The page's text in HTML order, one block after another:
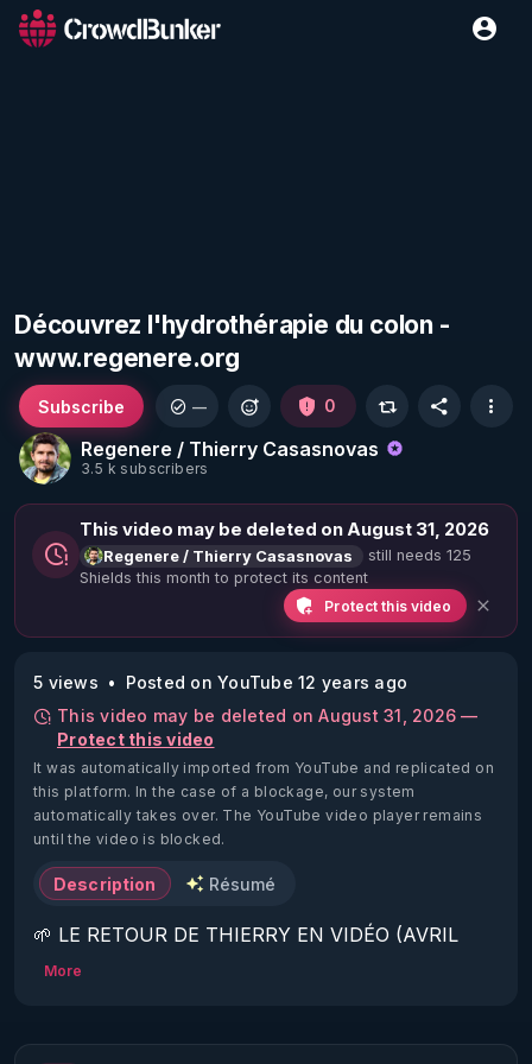
Découvrez l'hydrothérapie du colon -
www.regenere.org
Regenere / Thierry Casasnovas
3.5 k subscribers
Subscribe — 0
This video may be deleted on August 31, 2026
Regenere / Thierry Casasnovas
still needs 125
Shields this month to protect its content
Protect this video
5 views
Posted on YouTube 12 years ago
This video may be deleted on August 31, 2026 —
Protect this video
It was automatically imported from YouTube and replicated on
this platform. In the case of a blockage, our system
automatically takes over. The YouTube video player remains
until the video is blocked.
Description Résumé
🌱 LE RETOUR DE THIERRY EN VIDÉO (AVRIL
2022)!
https://www.rgnr.fr/presentation.html
More